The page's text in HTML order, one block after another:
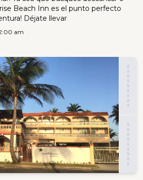
Beach Inn es el punto perfecto
Déjate llevar
am